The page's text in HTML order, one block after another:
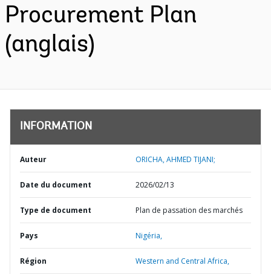
Procurement Plan
(anglais)
INFORMATION
Auteur ORICHA, AHMED TIJANI;
Date du document 2026/02/13
Type de document Plan de passation des marchés
Pays Nigéria,
Région Western and Central Africa,